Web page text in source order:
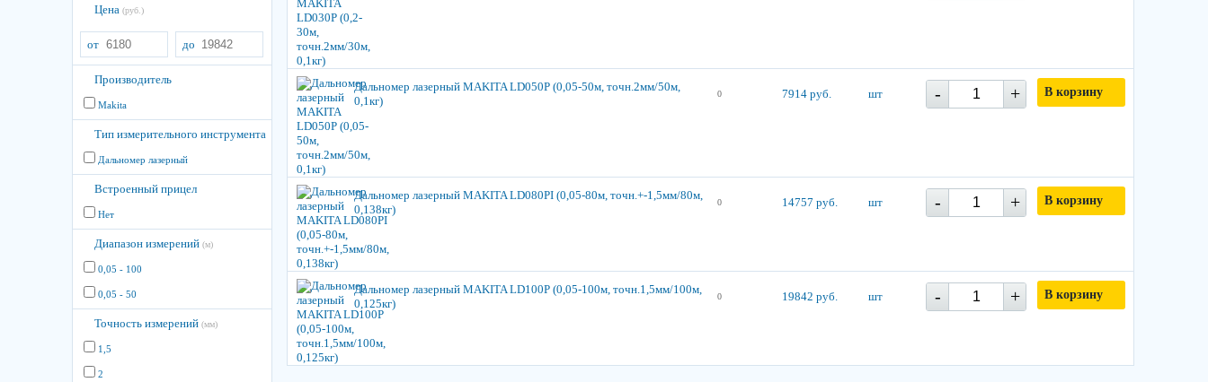
Цена (руб.)
от до
Производитель
Makita
Тип измерительного инструмента
Дальномер лазерный
Встроенный прицел
Нет
Диапазон измерений (м)
0,05 - 100
0,05 - 50
Точность измерений (мм)
1,5
2
Дальномер лазерный MAKITA LD050P (0,05-50м, точн.2мм/50м,
0,1кг)
0 7914 руб. шт - + В корзину
Дальномер лазерный MAKITA LD080PI (0,05-80м, точн.+-1,5мм/80м,
0,138кг)
0 14757 руб. шт - + В корзину
Дальномер лазерный MAKITA LD100P (0,05-100м, точн.1,5мм/100м,
0,125кг)
0 19842 руб. шт - + В корзину